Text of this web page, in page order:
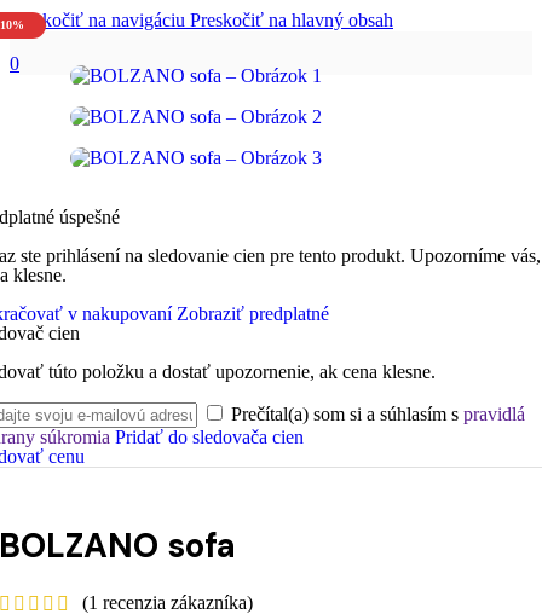
Preskočiť na navigáciu Preskočiť na hlavný obsah
0
úspešné
ste prihlásení na sledovanie cien pre tento produkt. Upozorníme
klesne.
v nakupovaní Zobraziť predplatné
cien
túto položku a dostať upozornenie, ak cena klesne.
Prečítal(a) som si a súhlasím s pravidlá
súkromia Pridať do sledovača cien
cenu
BOLZANO sofa
(1 recenzia zákazníka)